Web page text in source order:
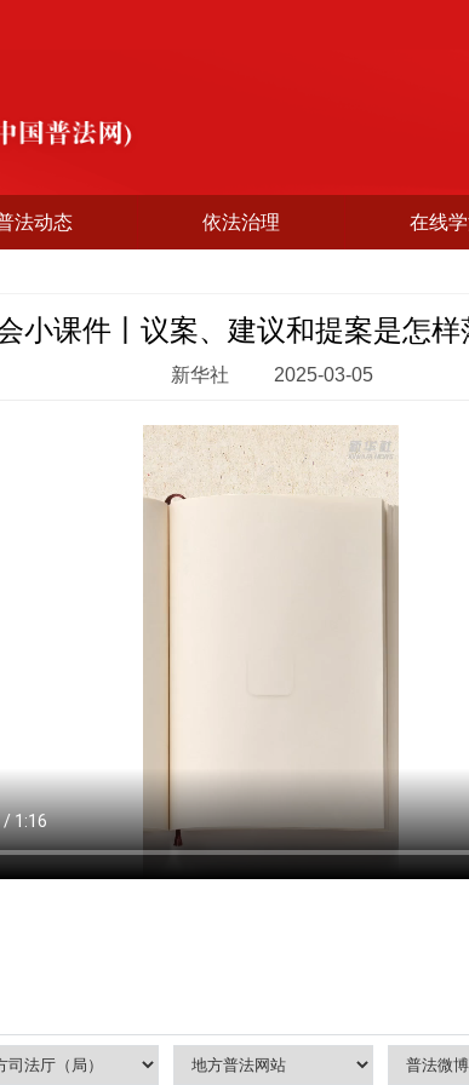
法动态 依法治理 在线
小课件丨议案、建议和提案是怎样
新华社 2025-03-05